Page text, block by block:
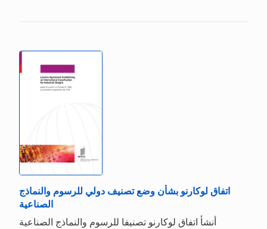
اتفاق لوكارنو بشأن وضع تصنيف دولي للرسوم والنماذج
الصناعية
أنشأ اتفاق لوكارنو تصنيفا للرسوم والنماذج الصناعية